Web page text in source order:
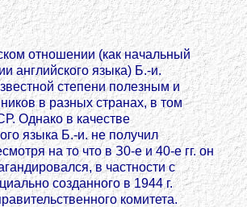
отношении (как начальный
английского языка) Б.-и.
степени полезным и
в разных странах, в том
Однако в качестве
языка Б.-и. не получил
на то что в З0-е и 40-е гг. он
в частности с
созданного в 1944 г.
комитета.